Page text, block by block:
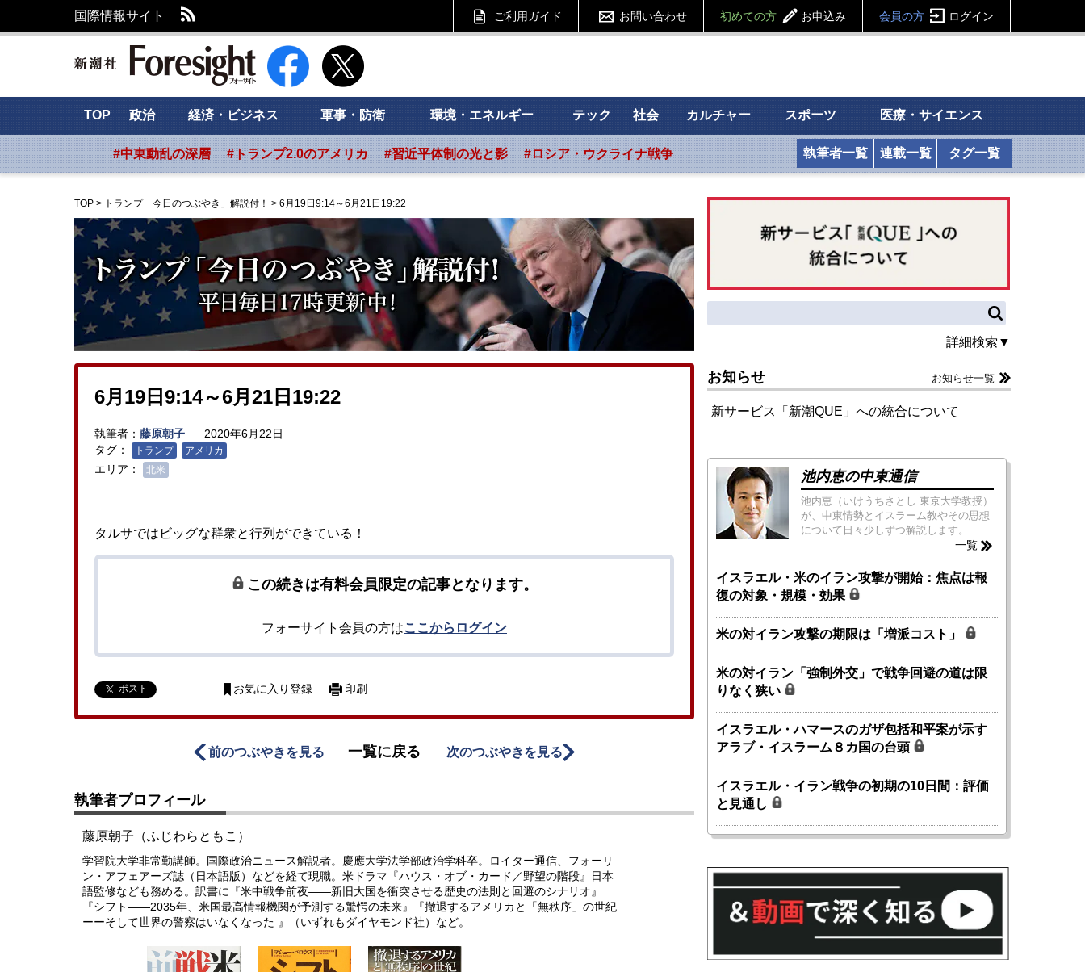
国際情報サイト ご利用ガイド お問い合わせ 初めての方 お申込み 会員の方 ログイン
新潮社 Foresight フォーサイト
TOP 政治 経済・ビジネス 軍事・防衛 環境・エネルギー テック 社会 カルチャー スポーツ 医療・サイエンス
#中東動乱の深層 #トランプ2.0のアメリカ #習近平体制の光と影 #ロシア・ウクライナ戦争 執筆者一覧 連載一覧 タグ一覧
TOP > トランプ「今日のつぶやき」解説付！ > 6月19日9:14～6月21日19:22
6月19日9:14～6月21日19:22
執筆者： 藤原朝子
2020年6月22日
タグ：
トランプ アメリカ
エリア： 北米
タルサではビッグな群衆と行列ができている！
この続きは有料会員限定の記事となります。
フォーサイト会員の方はここからログイン
ポスト お気に入り登録 印刷
前のつぶやきを見る 一覧に戻る 次のつぶやきを見る
執筆者プロフィール
藤原朝子（ふじわらともこ）
学習院大学非常勤講師。国際政治ニュース解説者。慶應大学法学部政治学科卒。ロイター通信、フォーリ
ン・アフェアーズ誌（日本語版）などを経て現職。米ドラマ『ハウス・オブ・カード／野望の階段』日本
語監修なども務める。訳書に『米中戦争前夜――新旧大国を衝突させる歴史の法則と回避のシナリオ』
『シフト――2035年、米国最高情報機関が予測する驚愕の未来』『撤退するアメリカと「無秩序」の世紀
ーーそして世界の警察はいなくなった 』（いずれもダイヤモンド社）など。
詳細検索▼
お知らせ お知らせ一覧
新サービス「新潮QUE」への統合について
池内恵の中東通信
池内恵（いけうちさとし 東京大学教授）
が、中東情勢とイスラーム教やその思想
について日々少しずつ解説します。
一覧
イスラエル・米のイラン攻撃が開始：焦点は報
復の対象・規模・効果
米の対イラン攻撃の期限は「増派コスト」
米の対イラン「強制外交」で戦争回避の道は限
りなく狭い
イスラエル・ハマースのガザ包括和平案が示す
アラブ・イスラーム８カ国の台頭
イスラエル・イラン戦争の初期の10日間：評価
と見通し